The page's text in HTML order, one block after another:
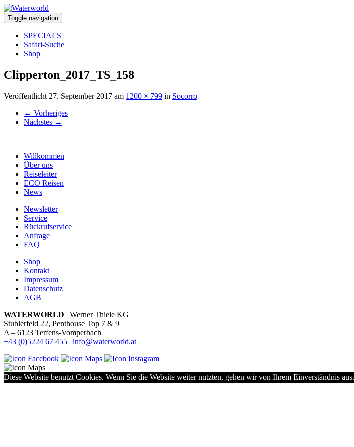
Toggle navigation
SPECIALS
Safari-Suche
Shop
Clipperton_2017_TS_158
Veröffentlicht 27. September 2017 am 1200 × 799 in Socorro
← Vorheriges
Nächstes →
Willkommen
Über uns
Reiseleiter
ECO Reisen
News
Newsletter
Service
Rückrufservice
Anfrage
FAQ
Shop
Kontakt
Impressum
Datenschutz
AGB
WATERWORLD | Werner Thiele KG
Stublerfeld 22, Penthouse Top 7 & 9
A – 6123 Terfens-Vomperbach
+43 (0)5224 67 455 | info@waterworld.at
Diese Website benutzt Cookies. Wenn Sie die Website weiter nutzten, gehen wir von Ihrem Einverständnis aus.